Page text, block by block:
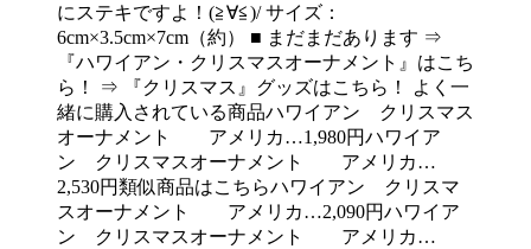
にステキですよ！(≧∀≦)/ サイズ：
6cm×3.5cm×7cm（約） ■ まだまだあります ⇒
『ハワイアン・クリスマスオーナメント』はこち
ら！ ⇒ 『クリスマス』グッズはこちら！ よく一
緒に購入されている商品ハワイアン クリスマス
オーナメント アメリカ…1,980円ハワイア
ン クリスマスオーナメント アメリカ…
2,530円類似商品はこちらハワイアン クリスマ
スオーナメント アメリカ…2,090円ハワイア
ン クリスマスオーナメント アメリカ…